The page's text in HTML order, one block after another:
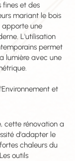
fines et des
mariant le bois
apporte une
L'utilisation
permet
lumière avec une
et
cette rénovation a
d'adapter le
chaleurs du
outils